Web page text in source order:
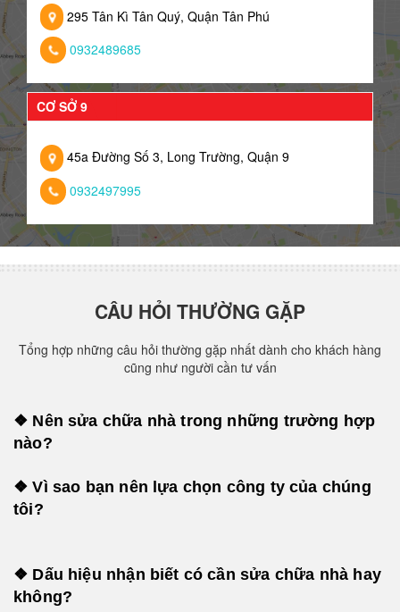
295 Tân Kì Tân Quý, Quận Tân Phú
0932489685
CƠ SỞ 9
45a Đường Số 3, Long Trường, Quận 9
0932497995
CÂU HỎI THƯỜNG GẶP
Tổng hợp những câu hỏi thường gặp nhất dành cho khách hàng
cũng như người cần tư vấn
❖ Nên sửa chữa nhà trong những trường hợp
nào?
❖ Vì sao bạn nên lựa chọn công ty của chúng
tôi?
❖ Dấu hiệu nhận biết có cần sửa chữa nhà hay
không?